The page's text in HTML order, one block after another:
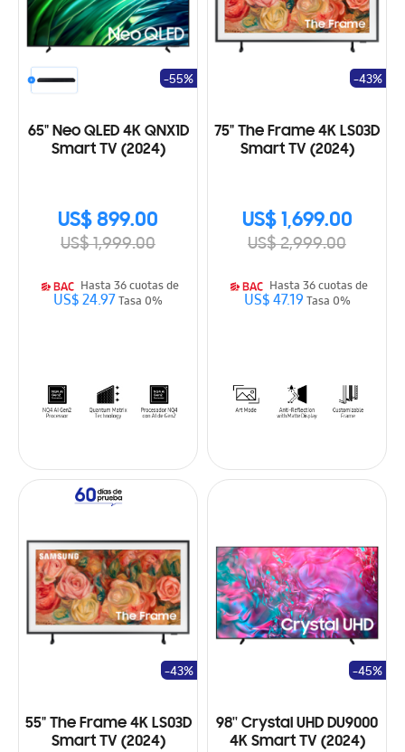
65" Neo QLED 4K QNX1D
Smart TV (2024)
US$ 899.00
US$ 1,999.00
-55%
Hasta 36 cuotas de
US$ 24.97Tasa 0%
75" The Frame 4K LS03D
Smart TV (2024)
US$ 1,699.00
US$ 2,999.00
-43%
Hasta 36 cuotas de
US$ 47.19Tasa 0%
55" The Frame 4K LS03D
Smart TV (2024)
-43%
98'' Crystal UHD DU9000
4K Smart TV (2024)
-45%